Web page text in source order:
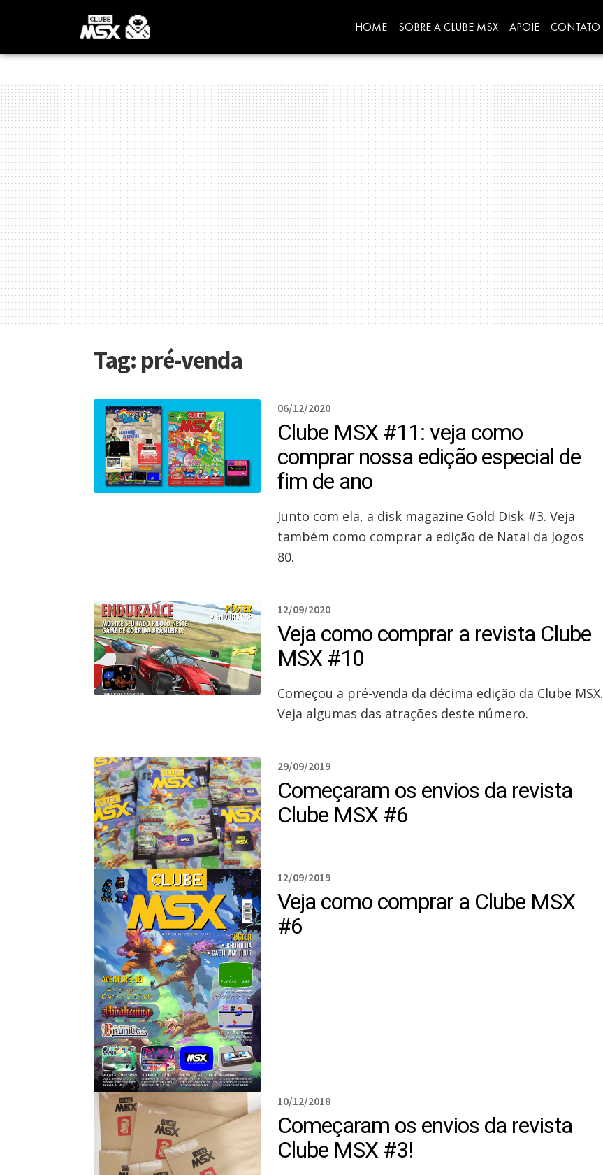
HOME SOBRE A CLUBE MSX APOIE CONTATO
Tag: pré-venda
06/12/2020
Clube MSX #11: veja como
comprar nossa edição especial de
fim de ano
Junto com ela, a disk magazine Gold Disk #3. Veja
também como comprar a edição de Natal da Jogos
80.
12/09/2020
Veja como comprar a revista Clube
MSX #10
Começou a pré-venda da décima edição da Clube MSX.
Veja algumas das atrações deste número.
29/09/2019
Começaram os envios da revista
Clube MSX #6
12/09/2019
Veja como comprar a Clube MSX
#6
10/12/2018
Começaram os envios da revista
Clube MSX #3!